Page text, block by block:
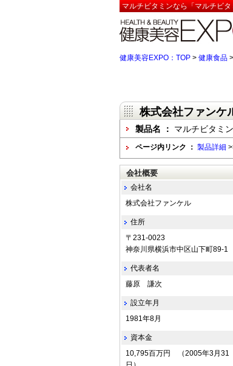
マルチビタミンなら「マルチビ
健康美容EXPO：TOP > 健康食品 >
株式会社ファンケ
製品名 ： マルチビタミン
ページ内リンク ： 製品詳細
会社概要
会社名
株式会社ファンケル
住所
〒231-0023
神奈川県横浜市中区山下町89-1
代表者名
藤原 謙次
設立年月
1981年8月
資本金
10,795百万円 （2005年3月31